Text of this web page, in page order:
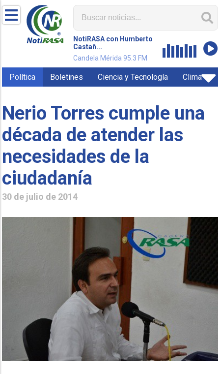
NotiRASA con Humberto
Castañ...
Candela Mérida 95.3 FM
Política Boletines Ciencia y Tecnología Clima
Nerio Torres cumple una
década de atender las
necesidades de la
ciudadanía
30 de julio de 2014